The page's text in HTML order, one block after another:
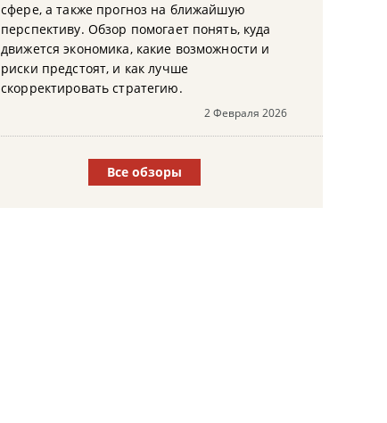
сфере, а также прогноз на ближайшую
перспективу. Обзор помогает понять, куда
движется экономика, какие возможности и
риски предстоят, и как лучше
скорректировать стратегию.
2 Февраля 2026
Все обзоры